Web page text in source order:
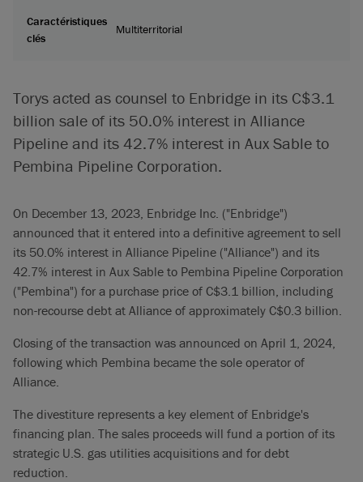
Torys acted as counsel to Enbridge in its C$3.1
billion sale of its 50.0% interest in Alliance
Pipeline and its 42.7% interest in Aux Sable to
Pembina Pipeline Corporation.
On December 13, 2023, Enbridge Inc. ("Enbridge")
announced that it entered into a definitive agreement to sell
its 50.0% interest in Alliance Pipeline ("Alliance") and its
42.7% interest in Aux Sable to Pembina Pipeline Corporation
("Pembina") for a purchase price of C$3.1 billion, including
non-recourse debt at Alliance of approximately C$0.3 billion.
Closing of the transaction was announced on April 1, 2024,
following which Pembina became the sole operator of
Alliance.
The divestiture represents a key element of Enbridge's
financing plan. The sales proceeds will fund a portion of its
strategic U.S. gas utilities acquisitions and for debt
reduction.
Caractéristiques
clés
Multiterritorial